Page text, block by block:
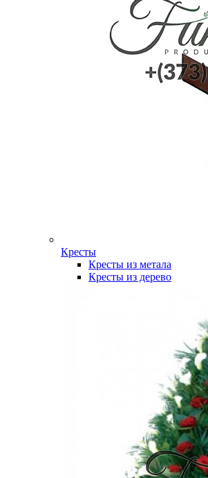
Кресты
Кресты из метала
Кресты из дерево